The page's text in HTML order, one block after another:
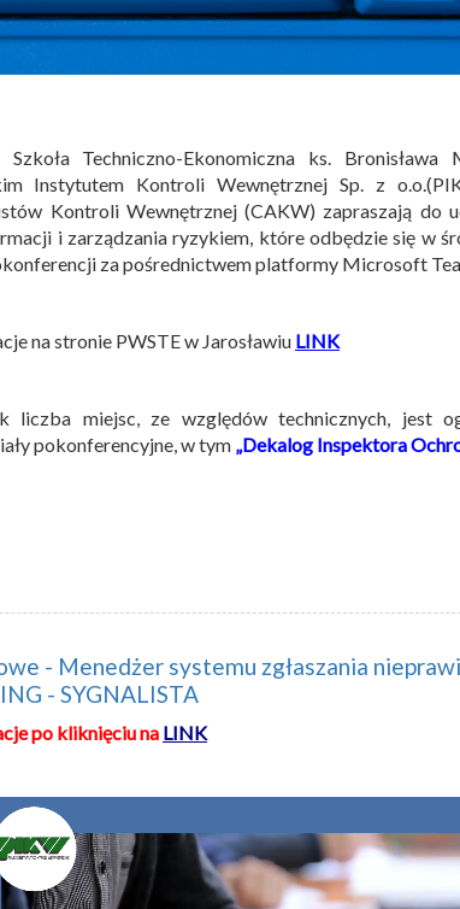
Szkoła Techniczno-Ekonomiczna ks. Bronisława
Instytutem Kontroli Wewnętrznej Sp. z
Kontroli Wewnętrznej (CAKW) zapraszają do
i zarządzania ryzykiem, które odbędzie się w
za pośrednictwem platformy Microsoft
na stronie PWSTE w Jarosławiu LINK
liczba miejsc, ze względów technicznych, jest
pokonferencyjne, w tym „Dekalog Inspektora
- Menedżer systemu zgłaszania
- SYGNALISTA
po kliknięciu na LINK